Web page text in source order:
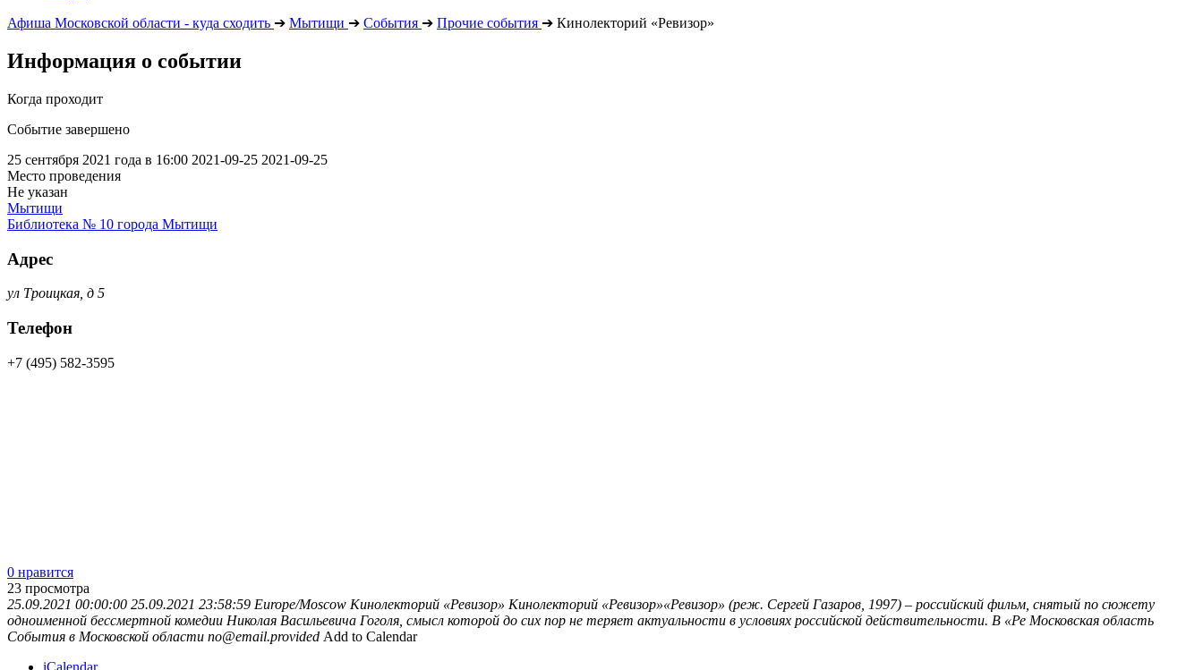
Афиша Московской области - куда сходить ➔ Мытищи ➔ События ➔ Прочие события ➔ Кинолекторий «Ревизор»
Информация о событии
Когда проходит
Событие завершено
25 сентября 2021 года в 16:00 2021-09-25 2021-09-25
Место проведения
Не указан
Мытищи
Библиотека № 10 города Мытищи
Адрес
ул Троицкая, д 5
Телефон
+7 (495) 582-3595
0 нравится
23 просмотра
25.09.2021 00:00:00 25.09.2021 23:58:59 Europe/Moscow Кинолекторий «Ревизор» Кинолекторий «Ревизор»«Ревизор» (реж. Сергей Газаров, 1997) – российский фильм, снятый по сюжету
одноименной бессмертной комедии Николая Васильевича Гоголя, смысл которой до сих пор не теряет актуальности в условиях российской действительности. В «Ре Московская область
События в Московской области no@email.provided Add to Calendar
iCalendar